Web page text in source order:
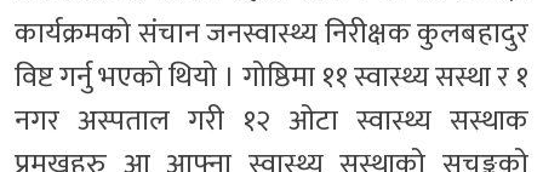
कार्यक्रमको संचान जनस्वास्थ्य निरीक्षक कुलबहादुर
विष्ट गर्नु भएको थियो । गोष्ठिमा ११ स्वास्थ्य सस्था र १
नगर अस्पताल गरी १२ ओटा स्वास्थ्य सस्थाक